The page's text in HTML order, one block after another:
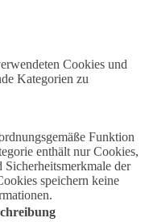
Cookies und
Kategorien zu
Funktion
enthält nur Cookies,
der
speichern keine